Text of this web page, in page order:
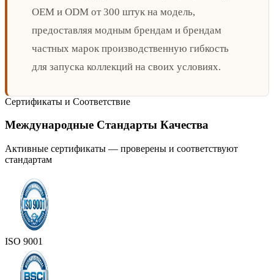
OEM и ODM от 300 штук на модель,
предоставляя модным брендам и брендам
частных марок производственную гибкость
для запуска коллекций на своих условиях.
Сертификаты и Соответствие
Международные Стандарты Качества
Активные сертификаты — проверены и соответствуют
стандартам
ISO 9001